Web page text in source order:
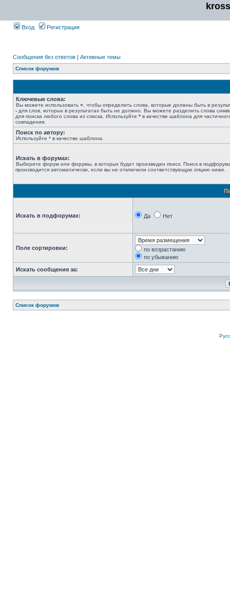
Вход Регистрация
Сообщения без ответов | Активные темы
Список форумов
Ключевые слова:
Вы можете использовать + , чтобы определить слова, которые должны быть в
- для слов, которых в результатах быть не должно. Вы можете разделить слова
для поиска любого слова из списка. Используйте * в качестве шаблона для
совпадения.
Поиск по автору:
Используйте * в качестве шаблона.
Искать в форумах:
Выберите форум или форумы, в которых будет произведен поиск. Поиск в
производится автоматически, если вы не отключили соответствующую опцию ниже.
Искать в подфорумах: Да Нет
Поле сортировки:
по возрастанию
по убыванию
Искать сообщения за:
Список форумов